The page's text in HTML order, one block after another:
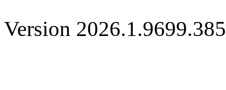
Version